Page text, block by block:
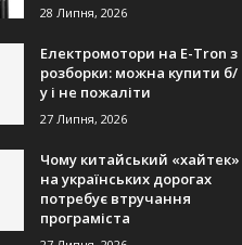
28 Липня, 2026
Електромотори на E-Tron з
розборки: можна купити б/
у і не пожаліти
27 Липня, 2026
Чому китайський «хайтек»
на українських дорогах
потребує втручання
програміста